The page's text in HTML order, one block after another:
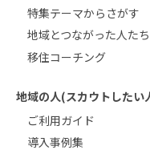
特集テーマからさがす
地域とつながった人たち
移住コーチング
地域の人(スカウトしたい
ご利用ガイド
導入事例集